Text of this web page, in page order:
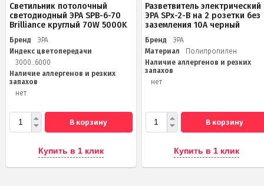
Светильник потолочный
светодиодный ЭРА SPB-6-70
Brilliance круглый 70W 5000K
Бренд
ЭРА
Индекс цветопередачи
3000...6000
Наличие аллергенов и резких
запахов
нет
В корзину
Купить в 1 клик
Разветвитель электрический
ЭРА SPx-2-B на 2 розетки без
заземления 10А черный
Бренд
ЭРА
Материал
Полипропилен
Наличие аллергенов и резких
запахов
нет
В корзину
Купить в 1 клик